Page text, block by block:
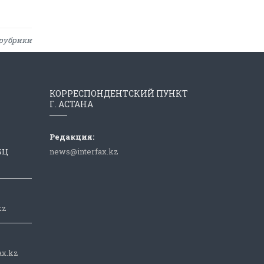
КОРРЕСПОНДЕНТСКИЙ ПУНКТ
Г. АСТАНА
Редакция:
news@interfax.kz